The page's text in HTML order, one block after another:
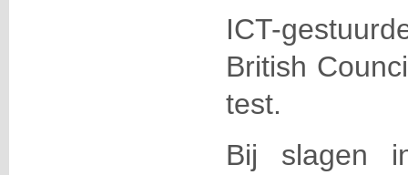
ICT-
British
test.
Bij slagen